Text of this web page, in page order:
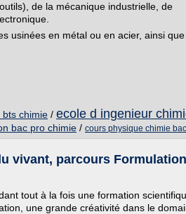
de la mécanique industrielle, de
usinées en métal ou en acier, ainsi
chimie / ecole d ingenieur
bac pro chimie / cours physique chimie
vivant, parcours
tout à la fois une formation
une grande créativité dans le